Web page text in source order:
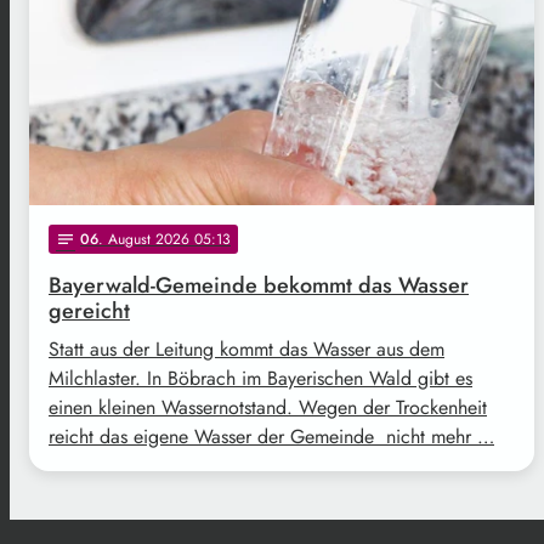
notes 06. August 2026 05:13
Bayerwald-Gemeinde bekommt das Wasser
gereicht
Statt aus der Leitung kommt das Wasser aus dem
Milchlaster. In Böbrach im Bayerischen Wald gibt es
einen kleinen Wassernotstand. Wegen der Trockenheit
reicht das eigene Wasser der Gemeinde nicht mehr …